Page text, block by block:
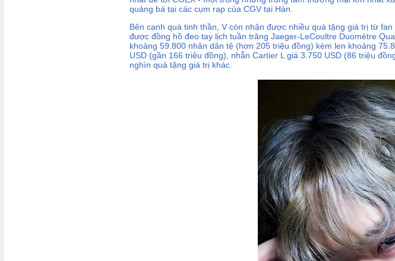
quảng bá tại các cụm rạp của CGV tại Hàn.
Bên cạnh quà tinh thần, V còn nhận được nhiều quà tặng giá trị từ
được đồng hồ đeo tay lịch tuần trăng Jaeger‑LeCoultre Duomètre
khoảng 59.800 nhân dân tệ (hơn 205 triệu đồng) kèm len khoảng
USD (gần 166 triệu đồng), nhẫn Cartier L giá 3.750 USD (86 triệu
nghìn quà tặng giá trị khác.